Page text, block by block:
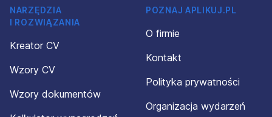
NARZĘDZIA
I ROZWIĄZANIA
Kreator CV
Wzory CV
Wzory dokumentów
POZNAJ APLIKUJ.PL
O firmie
Kontakt
Polityka prywatności
Organizacja wydarzeń